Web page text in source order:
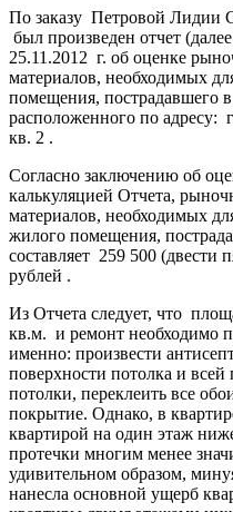
По заказу Петровой
был произведен отчет
25.11.2012 г. об оценке
материалов, необходимых
помещения, пострадавшего в
расположенного по адресу:
кв. 2 .
Согласно заключению об
калькуляцией Отчета,
материалов, необходимых
жилого помещения,
составляет 259 500 (двести
рублей .
Из Отчета следует, что
кв.м. и ремонт необходимо
именно: произвести
поверхности потолка и всей
потолки, переклеить все
покрытие. Однако, в
квартирой на один этаж
протечки многим менее
удивительном образом,
нанесла основной ущерб